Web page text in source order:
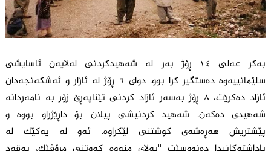
بەکر عەلی ١٤ ڕۆژ بەر لە شەهیدکردنی لەلایەن ئاسایشی
سلێمانییەوە دەستگیر کرا بوو. دوای ٦ ڕۆژ لە ئازار و ئەشکەنجەدان
ئازاد دەکرێت، ٨ ڕۆژ بەسەر ئازاد کردنی تێناپەڕێ زۆر بە نامەردانە
شەهیدی دەکەن. شەهید کردنیشی پیلان بۆ داڕێژراو بووە و
پێشتریش هەڕەشەی کوشتنی لێکراوە. ئەو لە یەکێک لە